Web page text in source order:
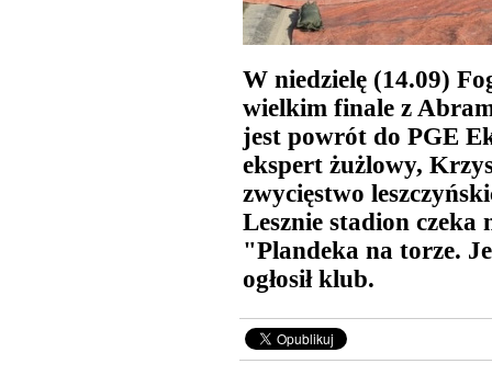
W niedzielę (14.09)
wielkim finale z
jest powrót do PGE
ekspert żużlowy,
zwycięstwo
Lesznie stadion
"Plandeka na torze.
ogłosił klub.